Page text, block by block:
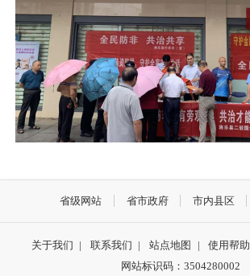
省级网站 省市政府 市内县区
关于我们 | 联系我们 | 站点地图 | 使用帮助
网站标识码：3504280002